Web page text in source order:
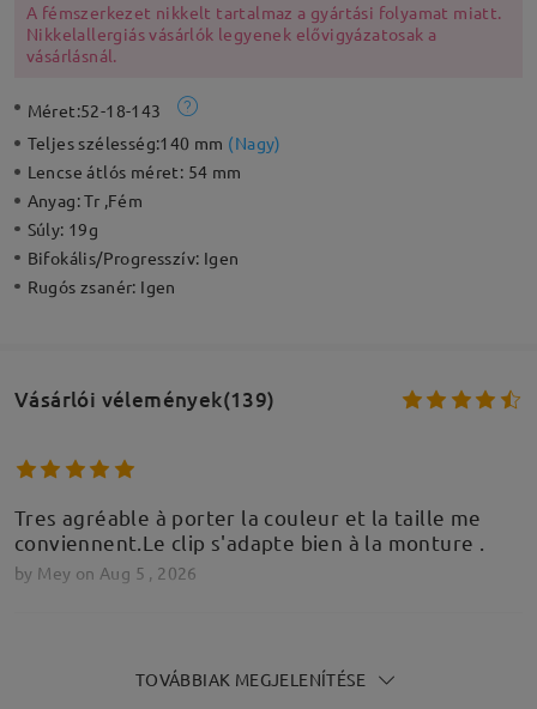
A fémszerkezet nikkelt tartalmaz a gyártási folyamat miatt.
Nikkelallergiás vásárlók legyenek elővigyázatosak a
vásárlásnál.
Méret:52-18-143
Teljes szélesség:140 mm (Nagy)
Lencse átlós méret: 54 mm
Anyag:Tr ,Fém
Súly: 19g
Bifokális/Progresszív: Igen
Rugós zsanér: Igen
Vásárlói vélemények(139)
Tres agréable à porter la couleur et la taille me
conviennent.Le clip s'adapte bien à la monture .
by Mey on Aug 5 , 2026
TOVÁBBIAK MEGJELENÍTÉSE